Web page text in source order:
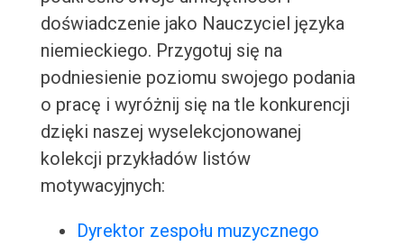
doświadczenie jako Nauczyciel języka
niemieckiego. Przygotuj się na
podniesienie poziomu swojego podania
o pracę i wyróżnij się na tle konkurencji
dzięki naszej wyselekcjonowanej
kolekcji przykładów listów
motywacyjnych:
Dyrektor zespołu muzycznego